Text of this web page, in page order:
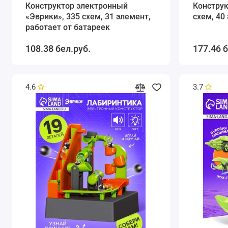
Конструктор электронный
«Эврики», 335 схем, 31 элемент,
работает от батареек
108.38 бел.руб.
схем, 40
177.46
4.6 3.7